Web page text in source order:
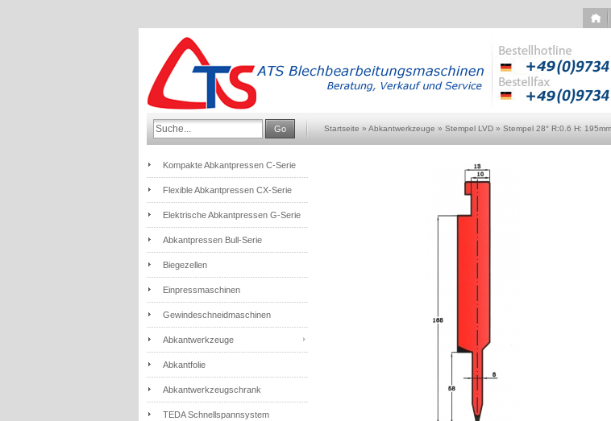
Go Startseite » Abkantwerkzeuge » Stempel LVD » Stempel 28° R:0.6 H:
Kompakte Abkantpressen C-Serie
Flexible Abkantpressen CX-Serie
Elektrische Abkantpressen G-Serie
Abkantpressen Bull-Serie
Biegezellen
Einpressmaschinen
Gewindeschneidmaschinen
Abkantwerkzeuge
Abkantfolie
Abkantwerkzeugschrank
TEDA Schnellspannsystem